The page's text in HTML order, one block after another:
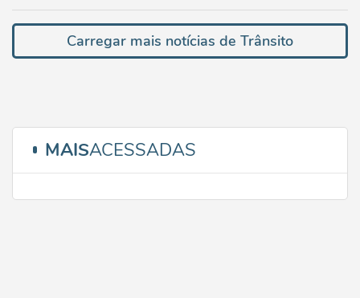
Carregar mais notícias de Trânsito
MAISACESSADAS